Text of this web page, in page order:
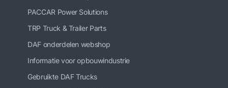
PACCAR Power Solutions
TRP Truck & Trailer Parts
DAF onderdelen webshop
Informatie voor opbouwindustrie
Gebruikte DAF Trucks